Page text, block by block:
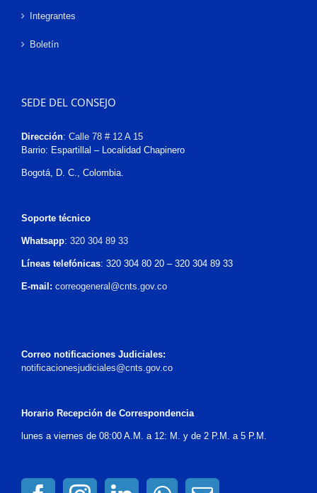
Integrantes
Boletín
SEDE DEL CONSEJO
Dirección: Calle 78 # 12 A 15
Barrio: Espartillal – Localidad Chapinero
Bogotá, D. C., Colombia.
Soporte técnico
Whatsapp: 320 304 89 33
Líneas telefónicas: 320 304 80 20 – 320 304 89 33
E-mail: correogeneral@cnts.gov.co
Correo notificaciones Judiciales:
notificacionesjudiciales@cnts.gov.co
Horario Recepción de Correspondencia
lunes a viernes de 08:00 A.M. a 12: M. y de 2 P.M. a 5 P.M.